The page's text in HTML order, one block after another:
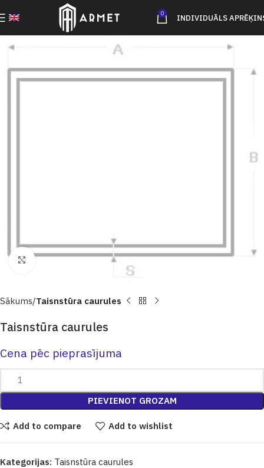
0 INDIVIDUĀLS
Click to enlarge
Sākums Taisnstūra caurules
Taisnstūra caurules
Cena pēc pieprasījuma
PIEVIENOT GROZAM
Add to compare Add to wishlist
Kategorijas: Taisnstūra caurules